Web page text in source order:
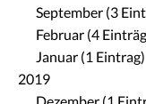
September (3
Februar (4
Januar (1 Eintrag)
2019